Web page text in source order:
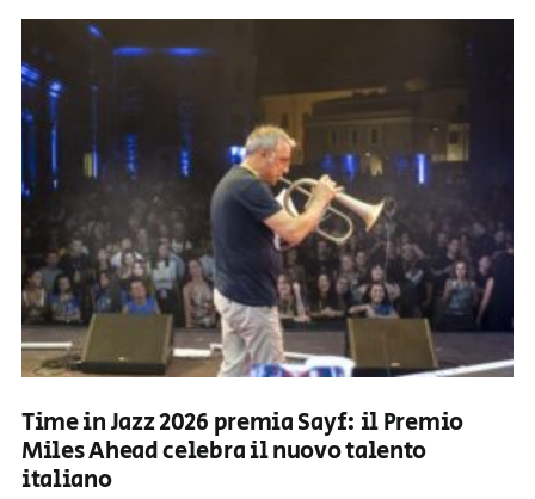
Time in Jazz 2026 premia Sayf: il Premio
Miles Ahead celebra il nuovo talento
italiano